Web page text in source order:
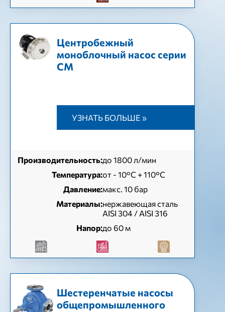
Центробежный
моноблочный насос серии
СМ
УЗНАТЬ БОЛЬШЕ »
Производительность:до 1800 л/мин
Температура:от - 10°C + 110°C
Давление:макс. 10 бар
Материалы:нержавеющая сталь
AISI 304 / AISI 316
Напор:до 60 м
Шестеренчатые насосы
общепромышленного